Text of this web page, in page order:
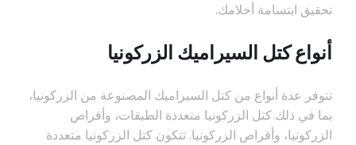
تحقيق ابتسامة أحلامك.
أنواع كتل السيراميك الزركونيا
تتوفر عدة أنواع من كتل السيراميك المصنوعة من الزركونيا،
بما في ذلك كتل الزركونيا متعددة الطبقات، وأقراص
الزركونيا، وأقراص الزركونيا. تتكون كتل الزركونيا متعددة